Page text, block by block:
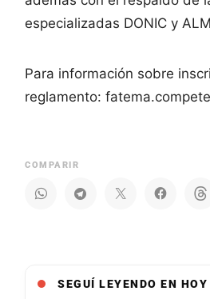
especializadas DONIC y
Para información sobre
reglamento:
COMPARIR
SEGUÍ LEYENDO EN HOY